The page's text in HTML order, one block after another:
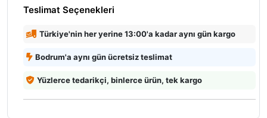
Teslimat Seçenekleri
Türkiye'nin her yerine 13:00'a kadar aynı gün kargo
Bodrum'a aynı gün ücretsiz teslimat
Yüzlerce tedarikçi, binlerce ürün, tek kargo